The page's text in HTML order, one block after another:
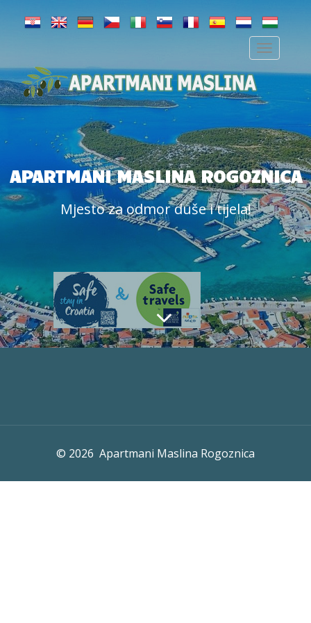
APARTMANI MASLINA ROGOZNICA
Mjesto za odmor duše i tijela!
© 2026 Apartmani Maslina Rogoznica